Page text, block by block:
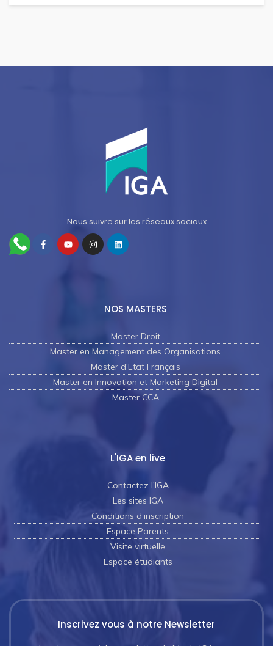
Nous suivre sur les réseaux sociaux
NOS MASTERS
Master Droit
Master en Management des Organisations
Master d'Etat Français
Master en Innovation et Marketing Digital
Master CCA
L'IGA en live
Contactez l'IGA
Les sites IGA
Conditions d’inscription
Espace Parents
Visite virtuelle
Espace étudiants
Inscrivez vous à notre Newsletter